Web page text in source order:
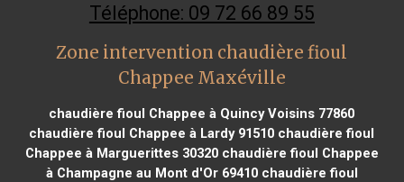
Téléphone: 09 72 66 89 55
Zone intervention chaudière fioul
Chappee Maxéville
chaudière fioul Chappee à Quincy Voisins 77860
chaudière fioul Chappee à Lardy 91510 chaudière fioul
Chappee à Marguerittes 30320chaudière fioul Chappee
à Champagne au Mont d'Or 69410chaudière fioul